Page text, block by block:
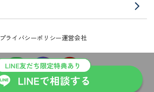
プライバシーポリシー運営会社